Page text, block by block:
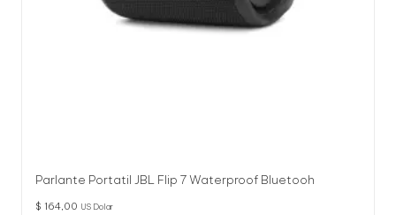
Parlante Portatil JBL Flip 7 Waterproof Bluetooh
$ 164,00 US Dolar